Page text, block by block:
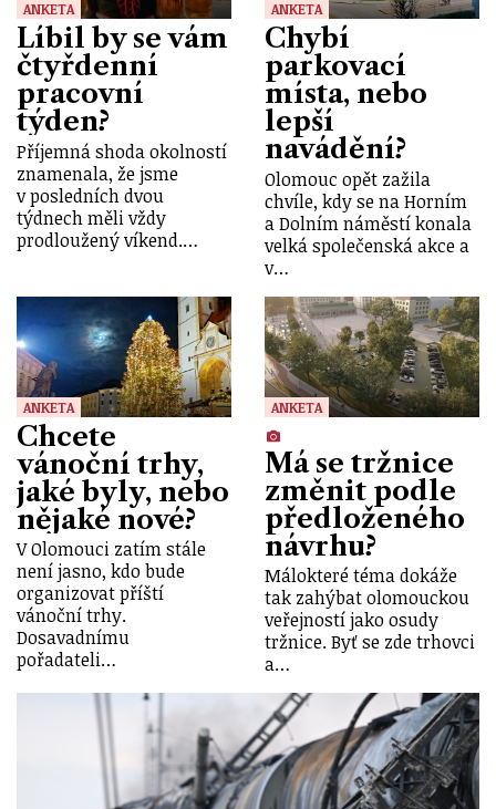
ANKETA
Líbil by se vám
čtyřdenní
pracovní
týden?
Příjemná shoda okolností
znamenala, že jsme
v posledních dvou
týdnech měli vždy
prodloužený víkend.…
ANKETA
Chybí
parkovací
místa, nebo
lepší
navádění?
Olomouc opět zažila
chvíle, kdy se na Horním
a Dolním náměstí konala
velká společenská akce a
v…
ANKETA
Chcete
vánoční trhy,
jaké byly, nebo
nějaké nové?
V Olomouci zatím stále
není jasno, kdo bude
organizovat příští
vánoční trhy.
Dosavadnímu
pořadateli…
ANKETA
Má se tržnice
změnit podle
předloženého
návrhu?
Málokteré téma dokáže
tak zahýbat olomouckou
veřejností jako osudy
tržnice. Byť se zde trhovci
a…